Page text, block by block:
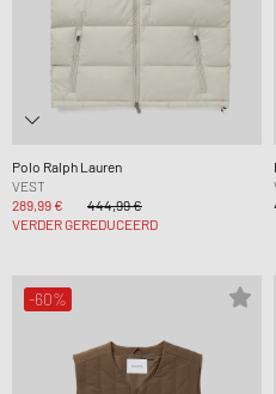
Polo Ralph Lauren
VEST
289,99 €
444,99 €
VERDER GEREDUCEERD
-60%